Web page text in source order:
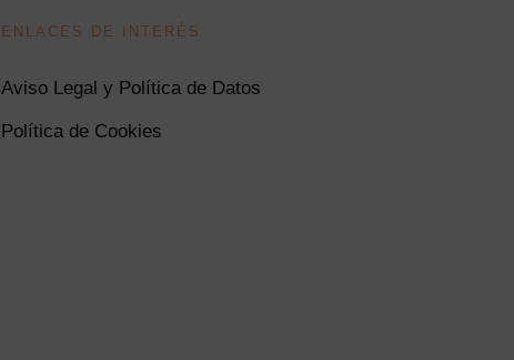
ENLACES DE INTERÉS
Aviso Legal y Política de Datos
Política de Cookies